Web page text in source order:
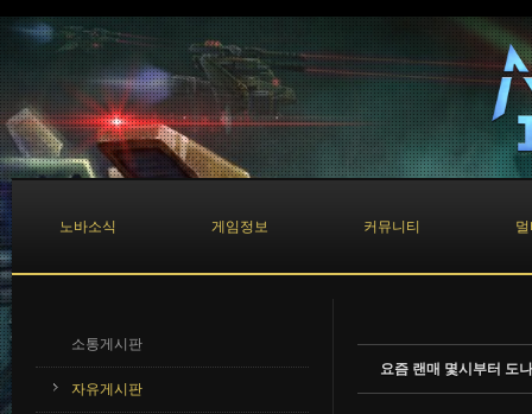
노바소식 게임정보 커뮤니티
소통게시판
자유게시판
요즘 랜매 몇시부터 도
Sketchbook5, 스케치북5
Sketchbook5, 스케치북5